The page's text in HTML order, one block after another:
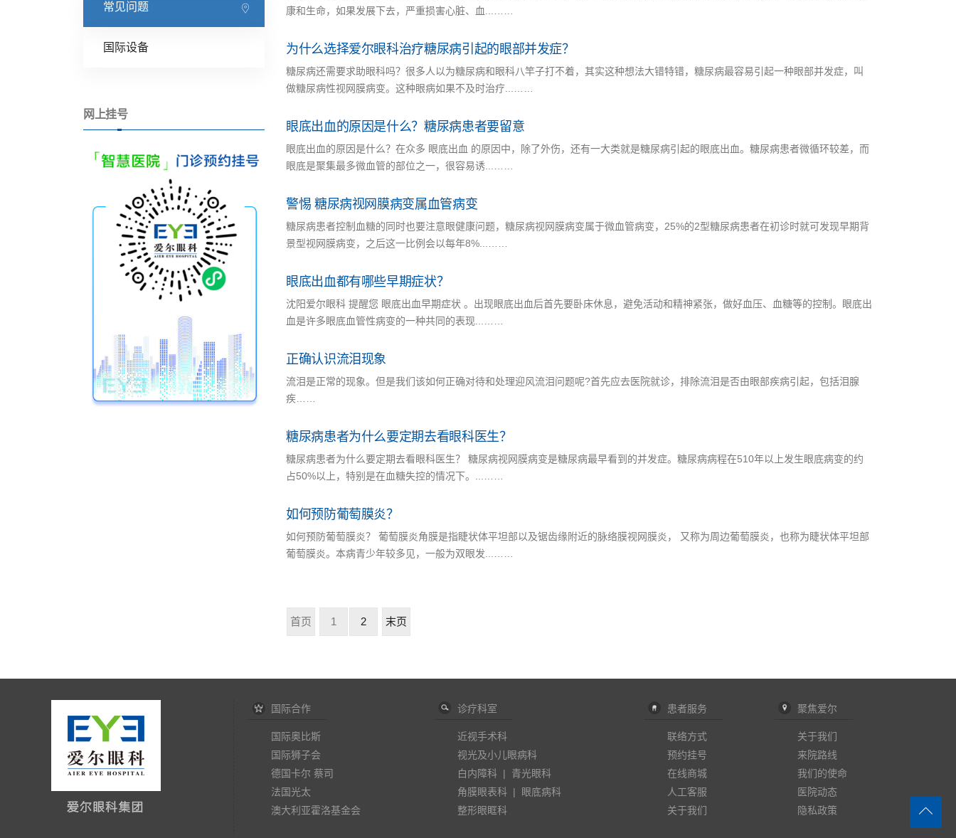
常见问题
国际设备
网上挂号
康和生命，如果发展下去，严重损害心脏、血...……
为什么选择爱尔眼科治疗糖尿病引起的眼部并发症？
糖尿病还需要求助眼科吗？很多人以为糖尿病和眼科八竿子打不着，其实这种想法大错特错，糖尿病最容易引起一种眼部并发症，叫
做糖尿病性视网膜病变。这种眼病如果不及时治疗...……
眼底出血的原因是什么？糖尿病患者要留意
眼底出血的原因是什么？在众多 眼底出血 的原因中，除了外伤，还有一大类就是糖尿病引起的眼底出血。糖尿病患者微循环较差，而
眼底是聚集最多微血管的部位之一，很容易诱...……
警惕 糖尿病视网膜病变属血管病变
糖尿病患者控制血糖的同时也要注意眼健康问题，糖尿病视网膜病变属于微血管病变，25%的2型糖尿病患者在初诊时就可发现早期背
景型视网膜病变，之后这一比例会以每年8%...……
眼底出血都有哪些早期症状？
沈阳爱尔眼科 提醒您 眼底出血早期症状 。出现眼底出血后首先要卧床休息，避免活动和精神紧张，做好血压、血糖等的控制。眼底出
血是许多眼底血管性病变的一种共同的表现...……
正确认识流泪现象
流泪是正常的现象。但是我们该如何正确对待和处理迎风流泪问题呢?首先应去医院就诊，排除流泪是否由眼部疾病引起，包括泪腺
疾……
糖尿病患者为什么要定期去看眼科医生？
糖尿病患者为什么要定期去看眼科医生？ 糖尿病视网膜病变是糖尿病最早看到的并发症。糖尿病病程在510年以上发生眼底病变的约
占50%以上，特别是在血糖失控的情况下。...……
如何预防葡萄膜炎？
如何预防葡萄膜炎？ 葡萄膜炎角膜是指睫状体平坦部以及锯齿缘附近的脉络膜视网膜炎， 又称为周边葡萄膜炎，也称为睫状体平坦部
葡萄膜炎。本病青少年较多见，一般为双眼发...……
首页 1 2 末页
国际合作
国际奥比斯
国际狮子会
德国卡尔 蔡司
法国光太
澳大利亚霍洛基金会
诊疗科室
近视手术科
视光及小儿眼病科
白内障科 | 青光眼科
角膜眼表科 |
眼底病科
整形眼眶科
患者服务
联络方式
预约挂号
在线商城
人工客服
关于我们
聚焦爱尔
关于我们
来院路线
我们的使命
医院动态
隐私政策